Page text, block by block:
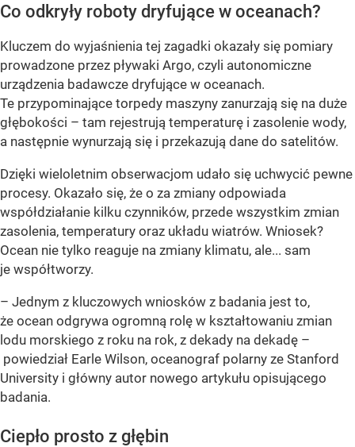
Co odkryły roboty dryfujące w oceanach?
Kluczem do wyjaśnienia tej zagadki okazały się pomiary
prowadzone przez pływaki Argo, czyli autonomiczne
urządzenia badawcze dryfujące w oceanach.
Te przypominające torpedy maszyny zanurzają się na duże
głębokości – tam rejestrują temperaturę i zasolenie wody,
a następnie wynurzają się i przekazują dane do satelitów.
Dzięki wieloletnim obserwacjom udało się uchwycić pewne
procesy. Okazało się, że o za zmiany odpowiada
współdziałanie kilku czynników, przede wszystkim zmian
zasolenia, temperatury oraz układu wiatrów. Wniosek?
Ocean nie tylko reaguje na zmiany klimatu, ale... sam
je współtworzy.
– Jednym z kluczowych wniosków z badania jest to,
że ocean odgrywa ogromną rolę w kształtowaniu zmian
lodu morskiego z roku na rok, z dekady na dekadę –
powiedział Earle Wilson, oceanograf polarny ze Stanford
University i główny autor nowego artykułu opisującego
badania.
Ciepło prosto z głębin